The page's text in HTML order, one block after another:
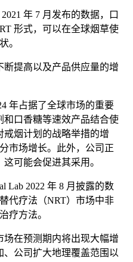
年 7 月发布的数据，口
形式，可以在全球烟草使
。
断提高以及产品供应量的增
年占据了全球市场的重要
口香糖等速效产品结合使
戒烟计划的战略举措的增
市场增长。此外，公司正
可能会促进其采用。
Lab 2022 年 8 月披露的数
代疗法（NRT）市场中非
疗方法。
场在预测期内将出现大幅增
公司扩大地理覆盖范围以